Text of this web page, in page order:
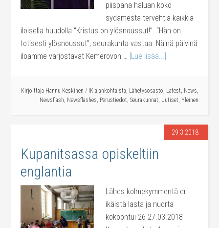
piispana haluan koko
sydämestä tervehtiä kaikkia
iloisella huudolla “Kristus on ylösnoussut!”. “Hän on
totisesti ylösnoussut”, seurakunta vastaa. Näinä päivinä
iloamme varjostavat Kemerovon … [Lue lisää...]
Kirjoittaja Hannu Keskinen / IK ajankohtaista, Lähetysosasto, Latest, News,
Newsflash, Newsflashes, Perustiedot, Seurakunnat, Uutiset, Yleinen
29.3.2018
Kupanitsassa opiskeltiin
englantia
Lähes kolmekymmentä eri
ikäistä lasta ja nuorta
kokoontui 26-27.03.2018